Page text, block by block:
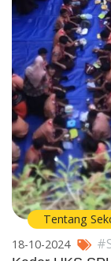
Tentang
18-10-2024